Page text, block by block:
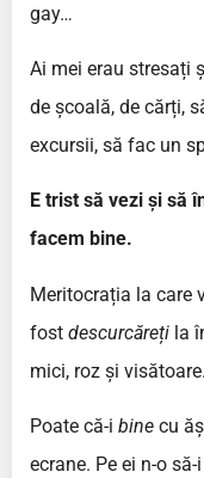
gay…
Ai mei erau stresați
de școală, de cărți,
excursii, să fac un
E trist să vezi și să
facem bine.
Meritocrația la care
fost descurcăreți la
mici, roz și visătoare.
Poate că-i bine cu
ecrane. Pe ei n-o